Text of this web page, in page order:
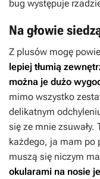
bug występuje
Na głowie
Z plusów mogę
lepiej tłumią
można je dużo
mimo wszystko
delikatnym
się ze mnie zsuwały.
każdego, ja mam po
muszą się niczym
okularami na nosie